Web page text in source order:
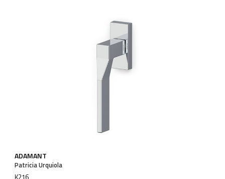
ADAMANT
Patricia Urquiola